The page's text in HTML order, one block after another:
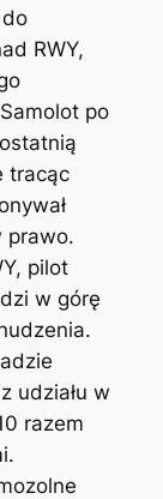
RWY,
po
tracąc
prawo.
pilot
w górę
udziału w
razem